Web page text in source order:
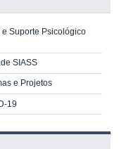
e Suporte Psicológico
SIASS
e Projetos
19